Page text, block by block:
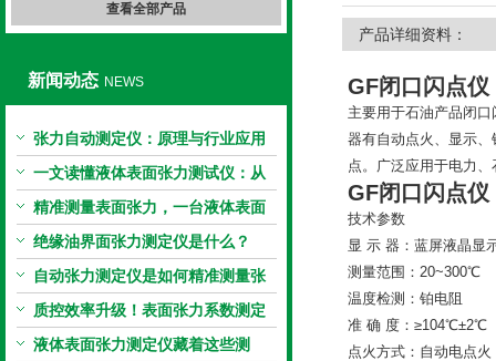
查看全部产品
新闻动态 NEWS
张力自动测定仪：原理与行业应用
解析
一文读懂液体表面张力测试仪：从
原理到应用全掌握
精准测量表面张力，一台液体表面
张力系数测量仪就够了
绝缘油界面张力测定仪是什么？
自动张力测定仪是如何精准测量张
力的？
质控效率升级！表面张力系数测定
仪真香警告
液体表面张力测定仪藏着这些测
产品详细资料：
GF闭口闪点仪
主要用于石油产品闭
器有自动点火、显示
点。广泛应用于电力
GF闭口闪点仪
技术参数
显 示 器：蓝屏液晶显
测量范围：20~300℃
温度检测：铂电阻
准 确 度：
点火方式：自动电点火